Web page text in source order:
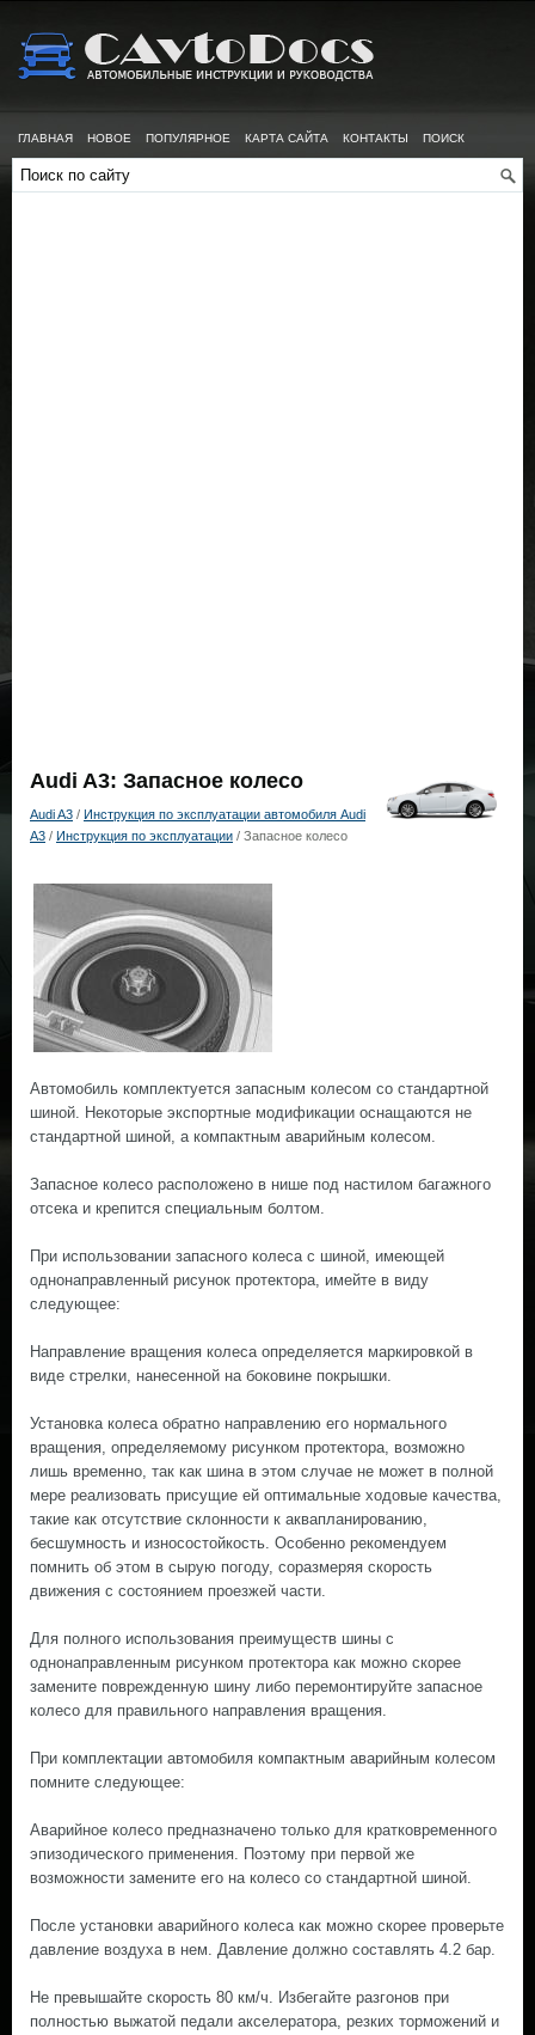
ГЛАВНАЯ НОВОЕ ПОПУЛЯРНОЕ КАРТА САЙТА КОНТАКТЫ ПОИСК
Audi A3: Запасное колесо
Audi A3 / Инструкция по эксплуатации автомобиля Audi
A3 / Инструкция по эксплуатации / Запасное колесо
Автомобиль комплектуется запасным колесом со стандартной
шиной. Некоторые экспортные модификации оснащаются не
стандартной шиной, а компактным аварийным колесом.
Запасное колесо расположено в нише под настилом багажного
отсека и крепится специальным болтом.
При использовании запасного колеса с шиной, имеющей
однонаправленный рисунок протектора, имейте в виду
следующее:
Направление вращения колеса определяется маркировкой в
виде стрелки, нанесенной на боковине покрышки.
Установка колеса обратно направлению его нормального
вращения, определяемому рисунком протектора, возможно
лишь временно, так как шина в этом случае не может в полной
мере реализовать присущие ей оптимальные ходовые качества,
такие как отсутствие склонности к аквапланированию,
бесшумность и износостойкость. Особенно рекомендуем
помнить об этом в сырую погоду, соразмеряя скорость
движения с состоянием проезжей части.
Для полного использования преимуществ шины с
однонаправленным рисунком протектора как можно скорее
замените поврежденную шину либо перемонтируйте запасное
колесо для правильного направления вращения.
При комплектации автомобиля компактным аварийным колесом
помните следующее:
Аварийное колесо предназначено только для кратковременного
эпизодического применения. Поэтому при первой же
возможности замените его на колесо со стандартной шиной.
После установки аварийного колеса как можно скорее проверьте
давление воздуха в нем. Давление должно составлять 4.2 бар.
Не превышайте скорость 80 км/ч. Избегайте разгонов при
полностью выжатой педали акселератора, резких торможений и